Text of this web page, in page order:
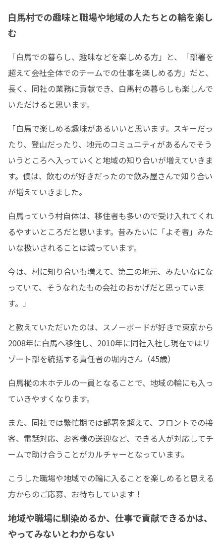
白馬村での趣味と職場や地域の人たちとの輪を楽し
む
「白馬での暮らし、趣味などを楽しめる方」と、「部署を
超えて会社全体でのチームでの仕事を楽しめる方」だと、
長く、同社の業務に貢献でき、白馬村の暮らしも楽しんで
いただけると思います。
「白馬で楽しめる趣味があるいいと思います。スキーだっ
たり、登山だったり、地元のコミュニティがあるんでそう
いうところへ入っていくと地域の知り合いが増えていきま
す。僕は、飲むのが好きだったので飲み屋さんで知り合い
が増えていきました。
白馬っていう村自体は、移住者も多いので受け入れてくれ
るやすいところだと思います。昔みたいに「よそ者」みた
いな扱いされることは減っています。
今は、村に知り合いも増えて、第二の地元、みたいなにな
っていて、そうなれたもの会社のおかげだと思っていま
す。」
と教えていただいたのは、スノーボードが好きで東京から
2008年に白馬へ移住し、2010年に同社入社し現在ではリ
ゾート部を統括する責任者の堀内さん（45歳）
白馬樅の木ホテルの一員となることで、地域の輪にも入っ
ていきやすくなります。
また、同社では繁忙期では部署を超えて、フロントでの接
客、電話対応、お客様の送迎など、できる人が対応してチ
ームで助け合うことがカルチャーとなっています。
こうした職場や地域での輪に入ることを楽しめると思える
方からのご応募、お待ちしています！
地域や職場に馴染めるか、仕事で貢献できるかは、
やってみないとわからない